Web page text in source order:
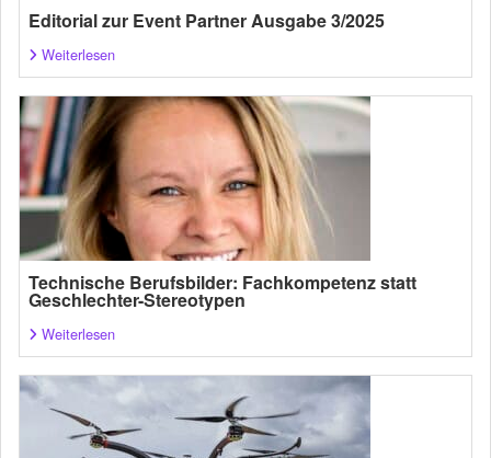
Editorial zur Event Partner Ausgabe 3/2025
Weiterlesen
Technische Berufsbilder: Fachkompetenz statt
Geschlechter-Stereotypen
Weiterlesen